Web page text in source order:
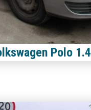
Polo 1.4